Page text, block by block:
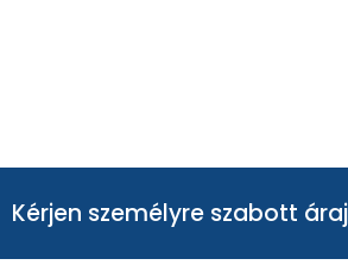
Kérjen személyre szabott